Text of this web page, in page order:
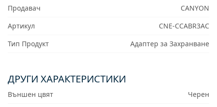
Продавач
CANYON
Артикул
CNE-CCABR3AC
Тип Продукт
Адаптер за Захранване
ДРУГИ ХАРАКТЕРИСТИКИ
Външен цвят
Черен